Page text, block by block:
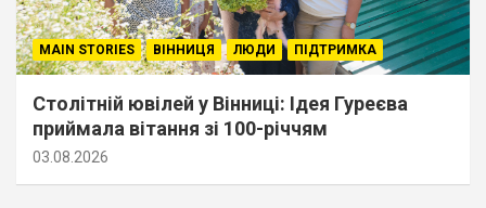
MAIN STORIES ВІННИЦЯ ЛЮДИ ПІДТРИМКА
Столітній ювілей у Вінниці: Ідея Гуреєва
приймала вітання зі 100-річчям
03.08.2026